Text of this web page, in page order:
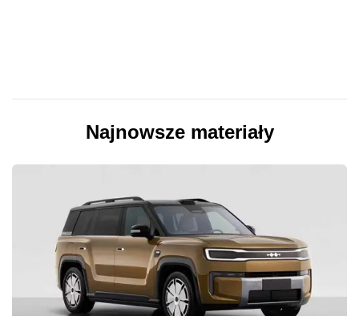
Najnowsze materiały